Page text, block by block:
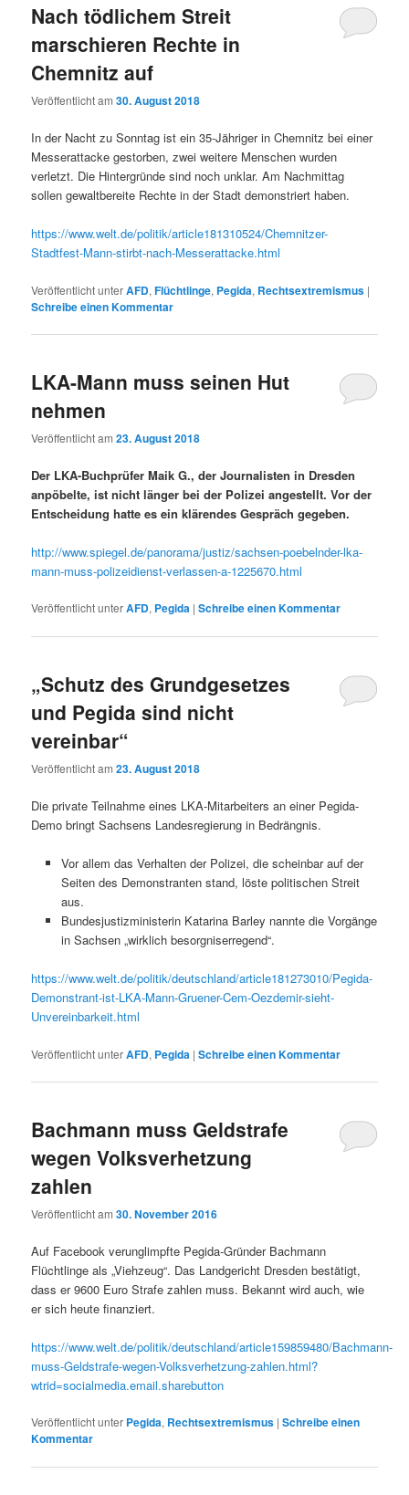
Nach tödlichem Streit
marschieren Rechte in
Chemnitz auf
Veröffentlicht am30. August 2018
In der Nacht zu Sonntag ist ein 35-Jähriger in Chemnitz bei einer
Messerattacke gestorben, zwei weitere Menschen wurden
verletzt. Die Hintergründe sind noch unklar. Am Nachmittag
sollen gewaltbereite Rechte in der Stadt demonstriert haben.
https://www.welt.de/politik/article181310524/Chemnitzer-
Stadtfest-Mann-stirbt-nach-Messerattacke.html
Veröffentlicht unterAFD,Flüchtlinge, Pegida, Rechtsextremismus |
Schreibe einen Kommentar
LKA-Mann muss seinen Hut
nehmen
Veröffentlicht am23. August 2018
Der LKA-Buchprüfer Maik G., der Journalisten in Dresden
anpöbelte, ist nicht länger bei der Polizei angestellt. Vor der
Entscheidung hatte es ein klärendes Gespräch gegeben.
http://www.spiegel.de/panorama/justiz/sachsen-poebelnder-lka-
mann-muss-polizeidienst-verlassen-a-1225670.html
Veröffentlicht unterAFD, Pegida |Schreibe einen Kommentar
„Schutz des Grundgesetzes
und Pegida sind nicht
vereinbar“
Veröffentlicht am23. August 2018
Die private Teilnahme eines LKA-Mitarbeiters an einer Pegida-
Demo bringt Sachsens Landesregierung in Bedrängnis.
Vor allem das Verhalten der Polizei, die scheinbar auf der
Seiten des Demonstranten stand, löste politischen Streit
aus.
Bundesjustizministerin Katarina Barley nannte die Vorgänge
in Sachsen „wirklich besorgniserregend“.
https://www.welt.de/politik/deutschland/article181273010/Pegida-
Demonstrant-ist-LKA-Mann-Gruener-Cem-Oezdemir-sieht-
Unvereinbarkeit.html
Veröffentlicht unterAFD, Pegida |Schreibe einen Kommentar
Bachmann muss Geldstrafe
wegen Volksverhetzung
zahlen
Veröffentlicht am30. November 2016
Auf Facebook verunglimpfte Pegida-Gründer Bachmann
Flüchtlinge als „Viehzeug“. Das Landgericht Dresden bestätigt,
dass er 9600 Euro Strafe zahlen muss. Bekannt wird auch, wie
er sich heute finanziert.
https://www.welt.de/politik/deutschland/article159859480/Bachmann-
muss-Geldstrafe-wegen-Volksverhetzung-zahlen.html?
wtrid=socialmedia.email.sharebutton
Veröffentlicht unter Pegida, Rechtsextremismus |Schreibe einen
Kommentar